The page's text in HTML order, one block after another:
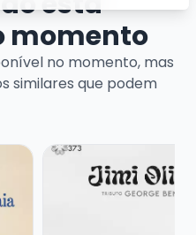
momento
no momento, mas
similares que podem
SONORAS – FESTIVAL
Veja mais sobre JIMI